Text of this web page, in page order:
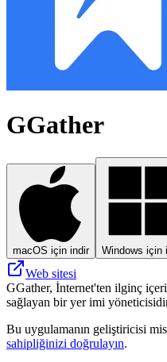
GGather
macOS için indir Windows için
Web sitesi
GGather, İnternet'ten ilginç
sağlayan bir yer imi
Bu uygulamanın geliştiricisi
sahipliğinizi doğrulayın.